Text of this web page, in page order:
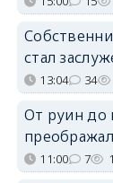
стал
13:04 34
От руин до
11:00 7